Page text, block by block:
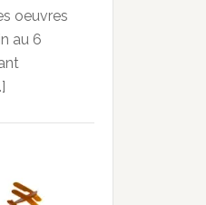
oeuvres
au 6